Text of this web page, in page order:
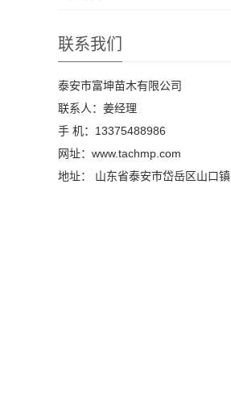
联系我们
泰安市富坤苗木有限公司
联系人：姜经理
手 机：13375488986
网址：www.tachmp.com
地址： 山东省泰安市岱岳区山口镇